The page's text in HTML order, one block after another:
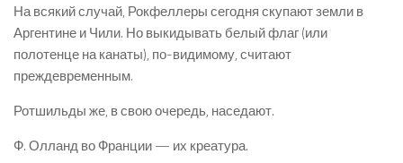
На всякий случай, Рокфеллеры сегодня скупают земли в
Аргентине и Чили. Но выкидывать белый флаг (или
полотенце на канаты), по-видимому, считают
преждевременным.
Ротшильды же, в свою очередь, наседают.
Ф. Олланд во Франции — их креатура.